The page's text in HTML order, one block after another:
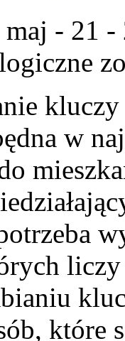
maj - 21 -
w
liczy
które